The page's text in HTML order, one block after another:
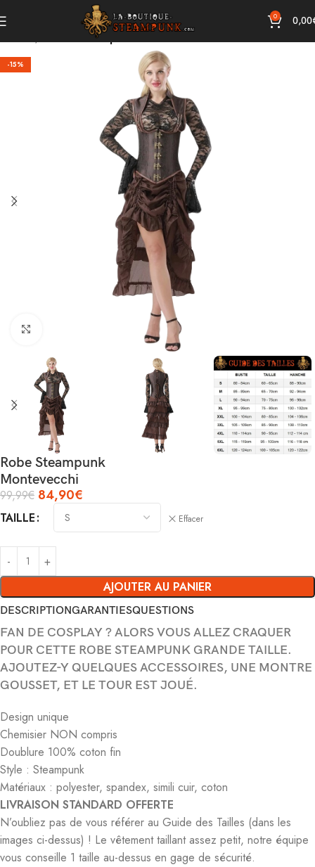
0 0,00
Robes Steampunk
-15%
Robe Steampunk
Montevecchi
99,99€ 84,90€
TAILLE Effacer
AJOUTER AU PANIER
DESCRIPTIONGARANTIESQUESTIONS
FAN DE COSPLAY ? ALORS VOUS ALLEZ CRAQUER
POUR CETTE ROBE STEAMPUNK GRANDE TAILLE.
AJOUTEZ-Y QUELQUES ACCESSOIRES, UNE MONTRE
GOUSSET, ET LE TOUR EST JOUÉ.
Design unique
Chemisier NON compris
Doublure 100% coton fin
Style : Steampunk
Matériaux : polyester, spandex, simili cuir, coton
LIVRAISON STANDARD OFFERTE
N’oubliez pas de vous référer au Guide des Tailles (dans les
images ci-dessus) ! Le vêtement taillant assez petit, notre équipe
vous conseille 1 taille au-dessus en gage de sécurité.